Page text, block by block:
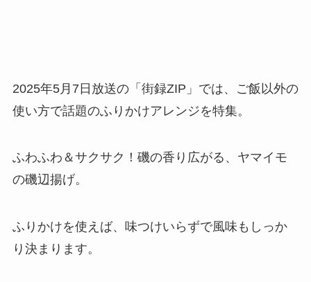
2025年5月7日放送の「街録ZIP」では、ご飯以外の
使い方で話題のふりかけアレンジを特集。
ふわふわ＆サクサク！磯の香り広がる、ヤマイモ
の磯辺揚げ。
ふりかけを使えば、味つけいらずで風味もしっか
り決まります。